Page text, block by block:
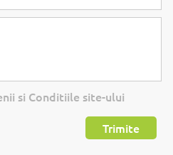
si Conditiile site-ului
Trimite